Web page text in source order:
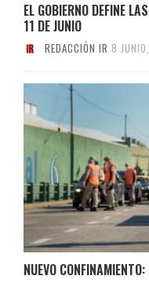
EL GOBIERNO DEFINE
11 DE JUNIO
REDACCIÓN IR 8
NUEVO